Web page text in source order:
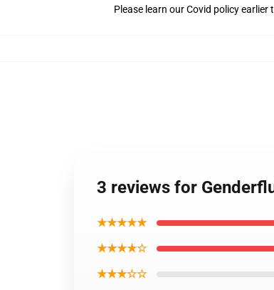
Please learn our Covid policyearlier
3 reviews for
★★★★★
★★★★☆
★★★☆☆